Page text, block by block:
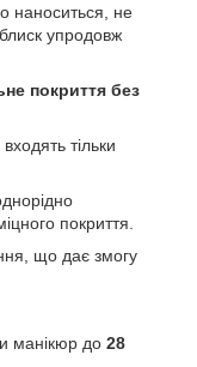
наноситься, не
блиск упродовж
покриття без
тільки
покриття.
що дає змогу
манікюр до 28